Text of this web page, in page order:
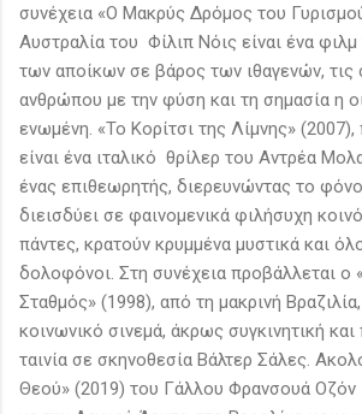
συνέχεια «Ο Μακρύς Δρόμος του
Αυστραλία του Φίλιπ Νόις είναι ένα φιλμ
των αποίκων σε βάρος των ιθαγενών, τις
ανθρώπου με την φύση και τη σημασία η
ενωμένη. «Το Κορίτσι της Λίμνης»
είναι ένα ιταλικό θρίλερ του Αντρέα
ένας επιθεωρητής, διερευνώντας το
διεισδύει σε φαινομενικά φιλήσυχη
πάντες, κρατούν κρυμμένα μυστικά και
δολοφόνοι. Στη συνέχεια προβάλλεται ο
Σταθμός» (1998), από τη μακρινή
κοινωνικό σινεμά, άκρως συγκινητική
ταινία σε σκηνοθεσία Βάλτερ Σάλες.
Θεού» (2019) του Γάλλου Φρανσουά